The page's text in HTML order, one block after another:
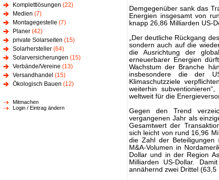
Komplettlösungen (22)
Medien (7)
Montagegestelle (7)
Planer (42)
private Solarseiten (15)
Solarhersteller (64)
Solarversicherungen (15)
Verbände/Vereine (13)
Versandhandel (15)
Ökologisch Bauen (12)
Mitmachen
Login / Eintrag ändern
Demgegenüber sank das
Energien insgesamt von
knapp 26,86 Milliarden US-
„Der deutliche Rückgang
sondern auch auf die
die Ausrichtung der
erneuerbarer Energien
Wachstum der Branche
insbesondere die der
Klimaschutzziele
weiterhin
weltweit für die
Gegen den Trend
vergangenen Jahr als
Gesamtwert der
sich leicht von rund 16,96
die Zahl der
M&A-Volumen in
Dollar und in der Region
Milliarden US-Dollar.
annähernd zwei Drittel